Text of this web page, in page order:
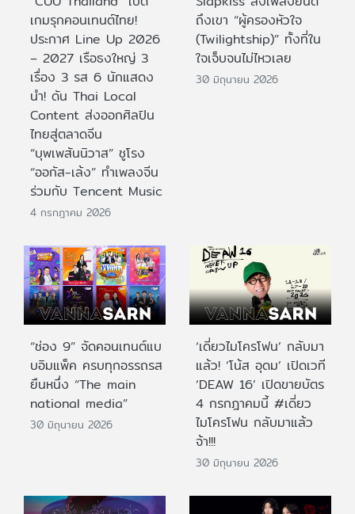
เกมรุกคอนเทนต์ไทย!
ประกาศ Line Up 2026
– 2027 เรือธงใหญ่ 3
เรื่อง 3 รส 6 นักแสดง
นำ! ดัน Thai Local
Content ส่งออกศิลปิน
ไทยสู่ตลาดจีน
“บุพเพสันนิวาส” ชูโรง
“ออกัส-เล้ง” ทำเพลงจีน
ร่วมกับ Tencent Music
4 กรกฎาคม 2026
ถึงเขา “ผู้ครองหัวใจ
(Twilightship)” ทั้งที่ใน
ใจเจ็บจนไม่ไหวเลย
30 มิถุนายน 2026
“ช่อง 9” จัดคอนเทนต์แบ
บอิมแพ็ค ครบทุกอรรถรส
ยืนหนึ่ง “The main
national media”
30 มิถุนายน 2026
‘เดี่ยวไมโครโฟน’ กลับมา
แล้ว! ‘โน้ส อุดม’ เปิดเวที
‘DEAW 16’ เปิดขายบัตร
4 กรกฎาคมนี้ #เดี่ยว
ไมโครโฟน กลับมาแล้ว
จ้า!!!
30 มิถุนายน 2026